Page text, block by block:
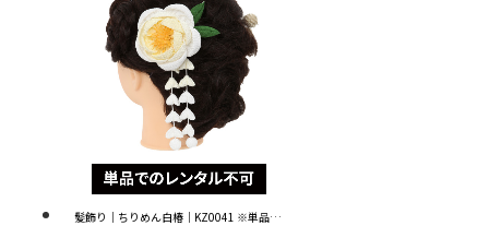
髪飾り｜ちりめん白椿｜KZ0041 ※単品レンタル不可※